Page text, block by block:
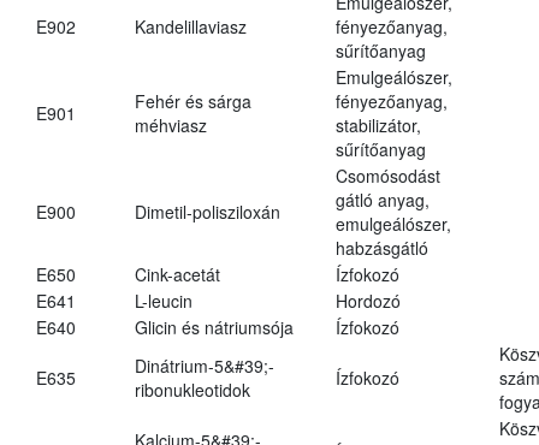
E902 Kandelillaviasz
fényezőanyag,
sűrítőanyag
E901
Fehér és sárga
méhviasz
Emulgeálószer,
fényezőanyag,
stabilizátor,
sűrítőanyag
E900 Dimetil-polisziloxán
Csomósodást
gátló anyag,
emulgeálószer,
habzásgátló
E650
Cink-acetát
Ízfokozó
E641
L-leucin
Hordozó
E640
Glicin és nátriumsója Ízfokozó
E635
Dinátrium-5&#39;-
ribonukleotidok
Ízfokozó
Kalcium-5&#39;-